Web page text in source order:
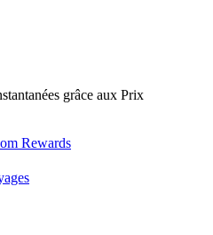
grâce aux Prix
Rewards